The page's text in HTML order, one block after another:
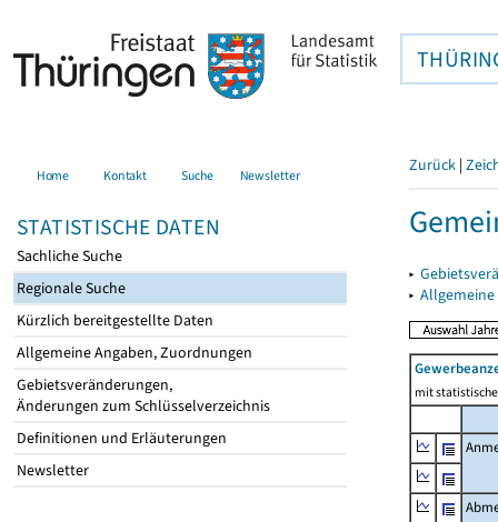
Home Kontakt Suche Newsletter
STATISTISCHE DATEN
Sachliche Suche
Regionale Suche
Kürzlich bereitgestellte Daten
Allgemeine Angaben, Zuordnungen
Gebietsveränderungen,
Änderungen zum Schlüsselverzeichnis
Definitionen und Erläuterungen
Newsletter
Zurück |
▸
▸
mit